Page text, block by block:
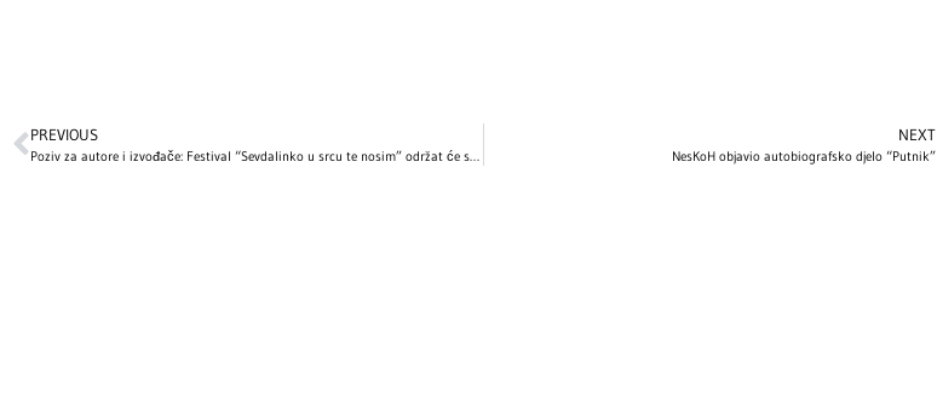
PREVIOUS
Poziv za autore i izvođače: Festival “Sevdalinko u srcu te nosim” održat će se u decembru
NEXT
NesKoH objavio autobiografsko djelo “Putnik”